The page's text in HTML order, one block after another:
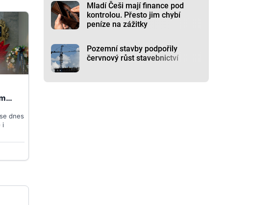
Mladí Češi mají finance pod
kontrolou. Přesto jim chybí
peníze na zážitky
Pozemní stavby podpořily
červnový růst stavebnictví